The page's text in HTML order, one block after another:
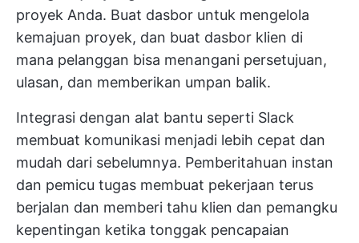
proyek Anda. Buat dasbor untuk mengelola
kemajuan proyek, dan buat dasbor klien di
mana pelanggan bisa menangani persetujuan,
ulasan, dan memberikan umpan balik.
Integrasi dengan alat bantu seperti Slack
membuat komunikasi menjadi lebih cepat dan
mudah dari sebelumnya. Pemberitahuan instan
dan pemicu tugas membuat pekerjaan terus
berjalan dan memberi tahu klien dan pemangku
kepentingan ketika tonggak pencapaian